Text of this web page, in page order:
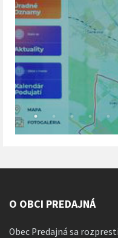
O OBCI PREDAJNÁ
Obec Predajná sa